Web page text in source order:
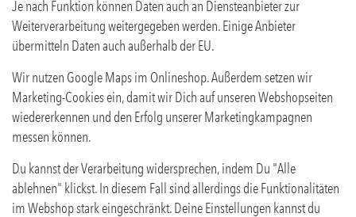
Je nach Funktion können Daten auch an Diensteanbieter zur
Weiterverarbeitung weitergegeben werden. Einige Anbieter
übermitteln Daten auch außerhalb der EU.
Wir nutzen Google Maps im Onlineshop. Außerdem setzen wir
Marketing-Cookies ein, damit wir Dich auf unseren Webshopseiten
wiedererkennen und den Erfolg unserer Marketingkampagnen
messen können.
Du kannst der Verarbeitung widersprechen, indem Du "Alle
ablehnen" klickst. In diesem Fall sind allerdings die Funktionalitäten
im Webshop stark eingeschränkt. Deine Einstellungen kannst du
HOCHSTAPLER
Produktinfos